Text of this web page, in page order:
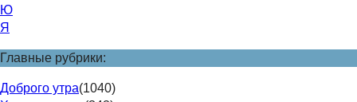
Ю
Я
Главные рубрики:
Доброго утра(1040)